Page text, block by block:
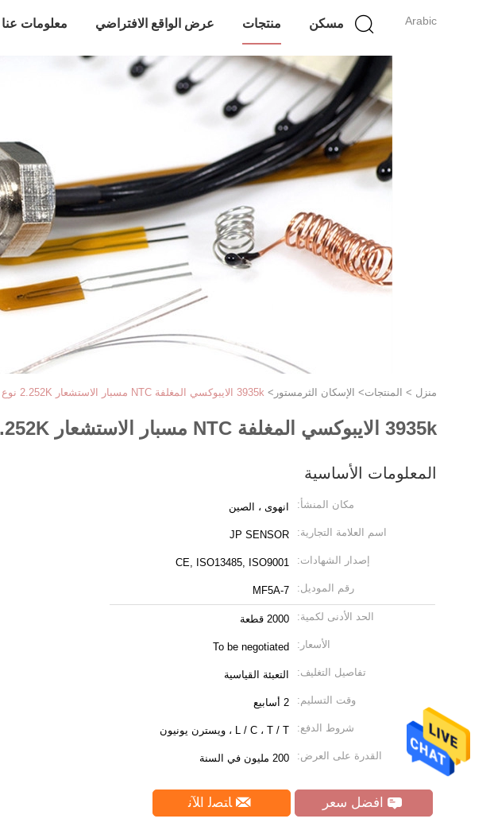
Arabic مسكن منتجات عرض الواقع الافتراضي معلومات عنا
منزل > المنتجات> الإسكان الثرمستور > 3935k الايبوكسي المغلفة NTC مسبار الاستشعار 2.252K نوع السكن البلاستيكي
3935k الايبوكسي المغلفة NTC مسبار الاستشعار 2.252K نوع السكن البلاستيكي
المعلومات الأساسية
مكان المنشأ: انهوى ، الصين
اسم العلامة التجارية: JP SENSOR
إصدار الشهادات: CE, ISO13485, ISO9001
رقم الموديل: MF5A-7
الحد الأدنى لكمية: 2000 قطعة
الأسعار: To be negotiated
تفاصيل التغليف: التعبئة القياسية
وقت التسليم: 2 أسابيع
شروط الدفع: L / C ، T / T ، ويسترن يونيون
القدرة على العرض: 200 مليون في السنة
افضل سعر ﺎﺘﺼﻟ ﺍﻶﻧ